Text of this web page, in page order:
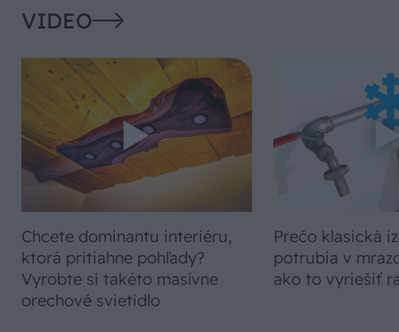
VIDEO
Chcete dominantu interiéru,
ktorá pritiahne pohľady?
Vyrobte si takéto masívne
orechové svietidlo
Prečo klasická
potrubia v
ako to vyriešiť